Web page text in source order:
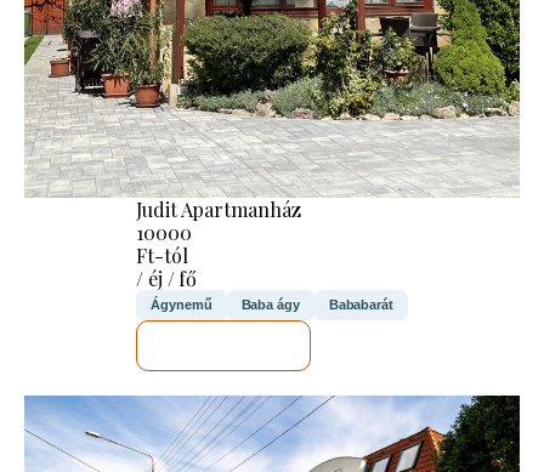
Judit Apartmanház
10000
Ft-tól
/ éj / fő
Ágynemű Baba ágy Bababarát